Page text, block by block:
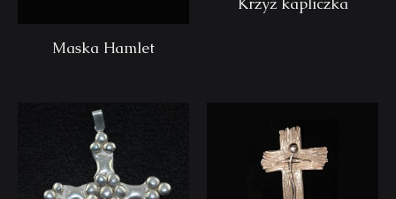
Maska Hamlet